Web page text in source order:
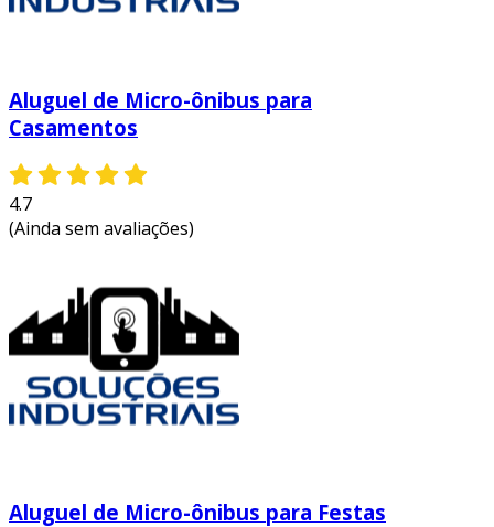
Aluguel de Micro-ônibus para
Casamentos
4.7
(Ainda sem avaliações)
Aluguel de Micro-ônibus para Festas